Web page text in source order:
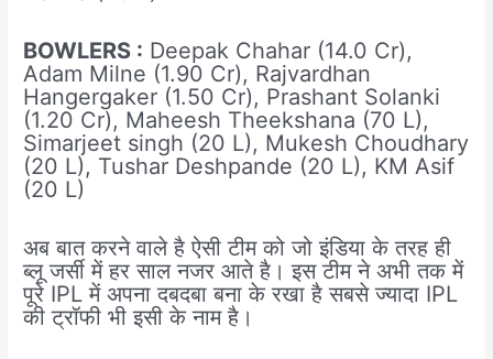
BOWLERS : Deepak Chahar (14.0 Cr),
Adam Milne (1.90 Cr), Rajvardhan
Hangergaker (1.50 Cr), Prashant Solanki
(1.20 Cr), Maheesh Theekshana (70 L),
Simarjeet singh (20 L), Mukesh Choudhary
(20 L), Tushar Deshpande (20 L), KM Asif
(20 L)
अब बात करने वाले है ऐसी टीम को जो इंडिया के तरह ही
ब्लू जर्सी में हर साल नजर आते है। इस टीम ने अभी तक में
पूरे IPL में अपना दबदबा बना के रखा है सबसे ज्यादा IPL
की ट्रॉफी भी इसी के नाम है।